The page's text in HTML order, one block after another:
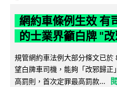
網約車條例生效 有
的士業界籲白牌 "
規管網約車法例大部分條文已
望白牌車司機，能夠「改邪歸
高罰則，首次定罪最高罰款...